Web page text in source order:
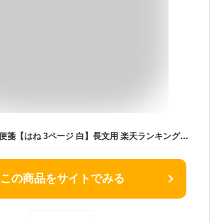
結婚式 手紙 両親 便箋【はね 3ページ 白】長文用 楽天ランキング1位 花嫁の手紙台紙 新郎 新婦 友人 友達 兄弟 姉 挨拶 感謝 レターセット スピーチ メッセージ エピソード 台紙 お礼 妻へ 手渡し 渡す 文章 花嫁 プレゼント 感謝の手紙 送料無料 日本製
この商品をサイトでみる